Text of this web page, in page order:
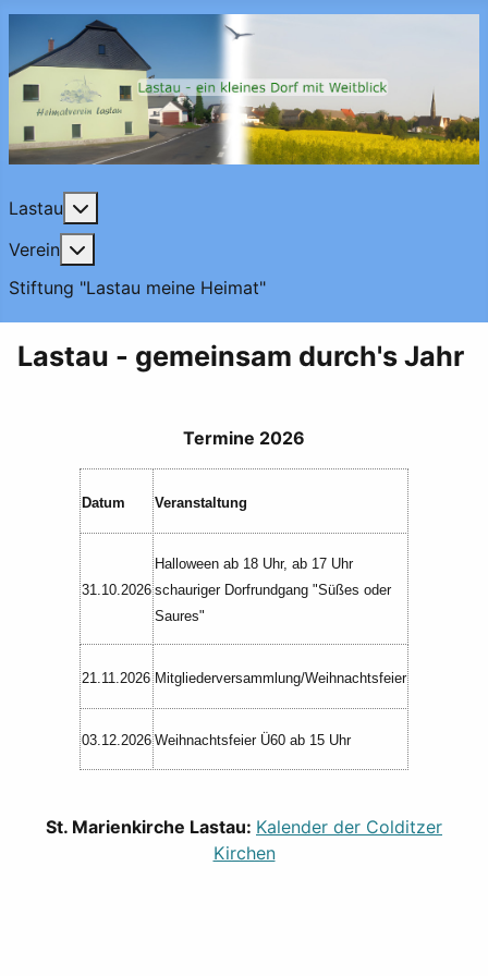
Lastau
Verein
Stiftung "Lastau meine Heimat"
Lastau - gemeinsam durch's Jahr
Termine 2026
Datum Veranstaltung
31.10.2026
Halloween ab 18 Uhr, ab 17 Uhr
schauriger Dorfrundgang "Süßes oder
Saures"
21.11.2026 Mitgliederversammlung/Weihnachtsfeier
03.12.2026 Weihnachtsfeier Ü60 ab 15 Uhr
St. Marienkirche Lastau: Kalender der Colditzer
Kirchen